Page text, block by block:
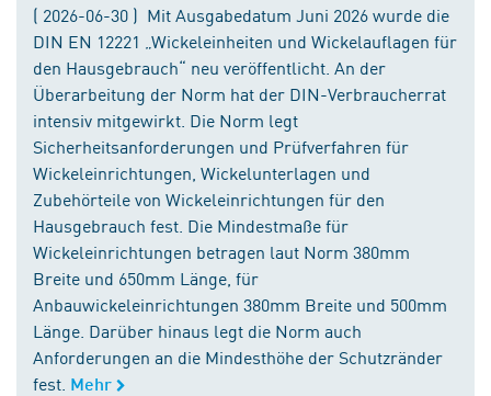
( 2026-06-30 ) Mit Ausgabedatum Juni 2026 wurde die
DIN EN 12221 „Wickeleinheiten und Wickelauflagen für
den Hausgebrauch“ neu veröffentlicht. An der
Überarbeitung der Norm hat der DIN-Verbraucherrat
intensiv mitgewirkt. Die Norm legt
Sicherheitsanforderungen und Prüfverfahren für
Wickeleinrichtungen, Wickelunterlagen und
Zubehörteile von Wickeleinrichtungen für den
Hausgebrauch fest. Die Mindestmaße für
Wickeleinrichtungen betragen laut Norm 380mm
Breite und 650mm Länge, für
Anbauwickeleinrichtungen 380mm Breite und 500mm
Länge. Darüber hinaus legt die Norm auch
Anforderungen an die Mindesthöhe der Schutzränder
fest. Mehr